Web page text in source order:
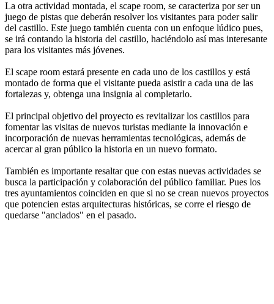
La otra actividad montada, el scape room, se caracteriza por ser un
juego de pistas que deberán resolver los visitantes para poder salir
del castillo. Este juego también cuenta con un enfoque lúdico pues,
se irá contando la historia del castillo, haciéndolo así mas interesante
para los visitantes más jóvenes.
El scape room estará presente en cada uno de los castillos y está
montado de forma que el visitante pueda asistir a cada una de las
fortalezas y, obtenga una insignia al completarlo.
El principal objetivo del proyecto es revitalizar los castillos para
fomentar las visitas de nuevos turistas mediante la innovación e
incorporación de nuevas herramientas tecnológicas, además de
acercar al gran público la historia en un nuevo formato.
También es importante resaltar que con estas nuevas actividades se
busca la participación y colaboración del público familiar. Pues los
tres ayuntamientos coinciden en que si no se crean nuevos proyectos
que potencien estas arquitecturas históricas, se corre el riesgo de
quedarse "anclados" en el pasado.